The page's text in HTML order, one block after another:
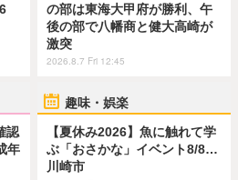
の部は東海大甲府が勝利、午
後の部で八幡商と健大高崎が
激突
2026.8.7 Fri 12:45
認
年
趣味・娯楽
【夏休み2026】魚に触れて学
ぶ「おさかな」イベント8/8…
川崎市